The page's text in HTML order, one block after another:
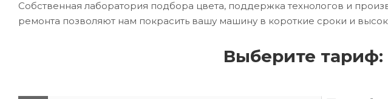
Собственная лаборатория подбора цвета, поддержка технологов и
ремонта позволяют нам покрасить вашу машину в короткие сроки и
Выберите тариф: